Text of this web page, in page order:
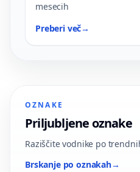
mesecih
Preberi več→
OZNAKE
Priljubljene oznake
Raziščite vodnike po
Brskanje po oznakah→